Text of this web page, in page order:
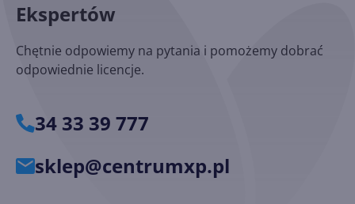
Ekspertów
Chętnie odpowiemy na pytania i pomożemy dobrać
odpowiednie licencje.
34 33 39 777
sklep@centrumxp.pl